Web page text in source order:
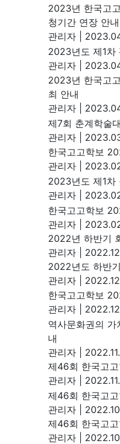
2023년 한국고
청기간 연장 안내
관리자
2023년도 제1차
관리자
2023년 한국고
최 안내
관리자
제7회 춘계학술
관리자
한국고고학보
관리자
2023년도 제1차
관리자
한국고고학보
관리자
2022년 하반기
관리자
2022년도 하반
관리자
한국고고학보
관리자
역사문화권의
내
관리자
제46회 한국고
관리자
제46회 한국고
관리자
제46회 한국고
관리자